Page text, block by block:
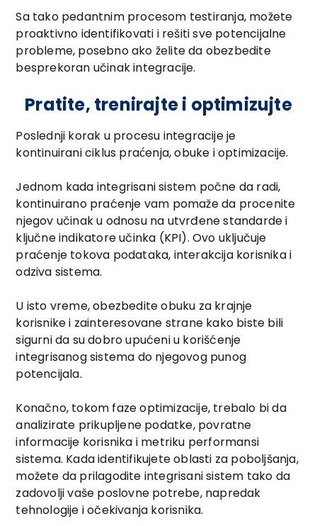
Sa tako pedantnim procesom testiranja, možete
proaktivno identifikovati i rešiti sve potencijalne
probleme, posebno ako želite da obezbedite
besprekoran učinak integracije.
Pratite, trenirajte i optimizujte
Poslednji korak u procesu integracije je
kontinuirani ciklus praćenja, obuke i optimizacije.
Jednom kada integrisani sistem počne da radi,
kontinuirano praćenje vam pomaže da procenite
njegov učinak u odnosu na utvrđene standarde i
ključne indikatore učinka (KPI). Ovo uključuje
praćenje tokova podataka, interakcija korisnika i
odziva sistema.
U isto vreme, obezbedite obuku za krajnje
korisnike i zainteresovane strane kako biste bili
sigurni da su dobro upućeni u korišćenje
integrisanog sistema do njegovog punog
potencijala.
Konačno, tokom faze optimizacije, trebalo bi da
analizirate prikupljene podatke, povratne
informacije korisnika i metriku performansi
sistema. Kada identifikujete oblasti za poboljšanja,
možete da prilagodite integrisani sistem tako da
zadovolji vaše poslovne potrebe, napredak
tehnologije i očekivanja korisnika.